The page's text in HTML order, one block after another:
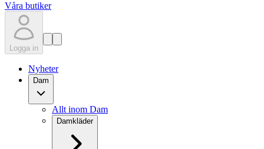
Våra butiker
Logga in
Nyheter
Dam
Allt inom Dam
Damkläder